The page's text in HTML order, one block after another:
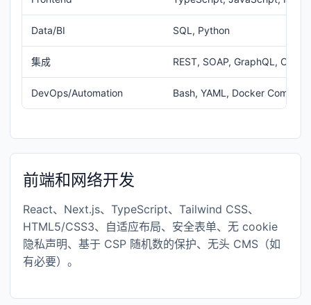
Data/BI SQL, Python
集成 REST, SOAP, GraphQL,
DevOps/Automation Bash, YAML, Docker
前端和网络开发
React、Next.js、TypeScript、Tailwind CSS、
HTML5/CSS3、自适应布局、安全表单、无 cookie
隐私声明、基于 CSP 随机数的保护、无头 CMS（如
有必要）。